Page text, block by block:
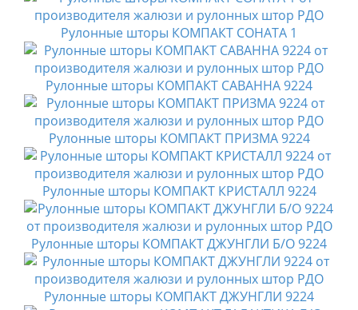
Рулонные шторы КОМПАКТ СОНАТА 1
Рулонные шторы КОМПАКТ САВАННА 9224
Рулонные шторы КОМПАКТ ПРИЗМА 9224
Рулонные шторы КОМПАКТ КРИСТАЛЛ 9224
Рулонные шторы КОМПАКТ ДЖУНГЛИ Б/О 9224
Рулонные шторы КОМПАКТ ДЖУНГЛИ 9224